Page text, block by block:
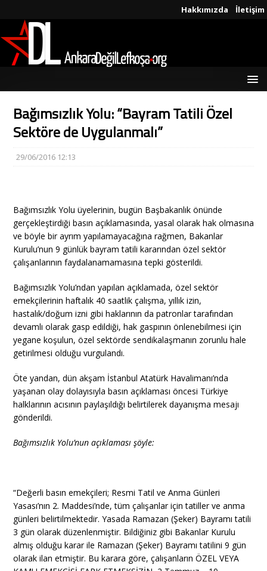
Hakkımızda İletişim
Bağımsızlık Yolu: “Bayram Tatili Özel
Sektöre de Uygulanmalı”
29/06/2016 12:13
Bağımsızlık Yolu üyelerinin, bugün Başbakanlık önünde
gerçekleştirdiği basın açıklamasında, yasal olarak hak olmasına
ve böyle bir ayrım yapılamayacağına rağmen, Bakanlar
Kurulu’nun 9 günlük bayram tatili kararından özel sektör
çalışanlarının faydalanamamasına tepki gösterildi.
Bağımsızlık Yolu’ndan yapılan açıklamada, özel sektör
emekçilerinin haftalık 40 saatlik çalışma, yıllık izin,
hastalık/doğum izni gibi haklarının da patronlar tarafından
devamlı olarak gasp edildiği, hak gaspının önlenebilmesi için
yegane koşulun, özel sektörde sendikalaşmanın zorunlu hale
getirilmesi olduğu vurgulandı.
Öte yandan, dün akşam İstanbul Atatürk Havalimanı’nda
yaşanan olay dolayısıyla basın açıklaması öncesi Türkiye
halklarının acısının paylaşıldığı belirtilerek dayanışma mesajı
gönderildi.
Bağımsızlık Yolu’nun açıklaması şöyle:
“Değerli basın emekçileri; Resmi Tatil ve Anma Günleri
Yasası’nın 2. Maddesi’nde, tüm çalışanlar için tatiller ve anma
günleri belirtilmektedir. Yasada Ramazan (Şeker) Bayramı tatili
3 gün olarak düzenlenmiştir. Bildiğiniz gibi Bakanlar Kurulu
almış olduğu karar ile Ramazan (Şeker) Bayramı tatilini 9 gün
olarak ilan etmiştir. Bu karara göre, çalışanların ÖZEL VEYA